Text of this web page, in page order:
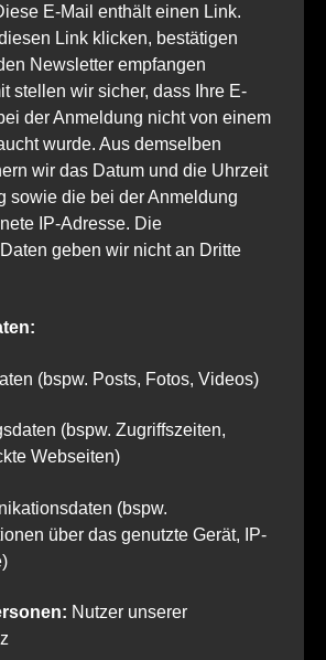
E-Mail enthält einen Link.
Link klicken, bestätigen
Newsletter empfangen
stellen wir sicher, dass Ihre E-
der Anmeldung nicht von einem
wurde. Aus demselben
wir das Datum und die Uhrzeit
sowie die bei der Anmeldung
IP-Adresse. Die
geben wir nicht an Dritte
(bspw. Posts, Fotos, Videos)
(bspw. Zugriffszeiten,
Webseiten)
(bspw.
über das genutzte Gerät, IP-
Nutzer unserer